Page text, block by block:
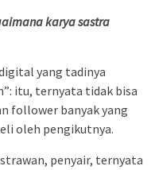
karya sastra
yang tadinya
itu, ternyata tidak bisa
follower banyak yang
oleh pengikutnya.
penyair, ternyata